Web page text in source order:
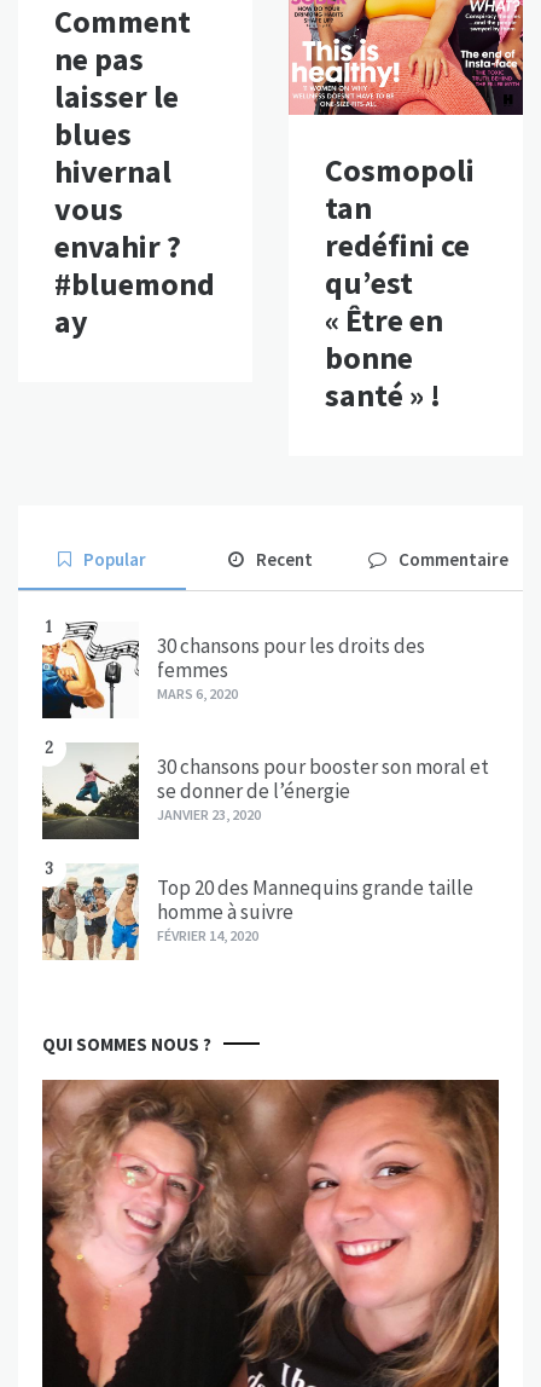
Comment
ne pas
laisser le
blues
hivernal
vous
envahir ?
#bluemond
ay
Cosmopoli
tan
redéfini ce
qu’est
« Être en
bonne
santé » !
Popular Recent Commentaire
1
30 chansons pour les droits des
femmes
MARS 6, 2020
2
30 chansons pour booster son moral et
se donner de l’énergie
JANVIER 23, 2020
3
Top 20 des Mannequins grande taille
homme à suivre
FÉVRIER 14, 2020
QUI SOMMES NOUS ?